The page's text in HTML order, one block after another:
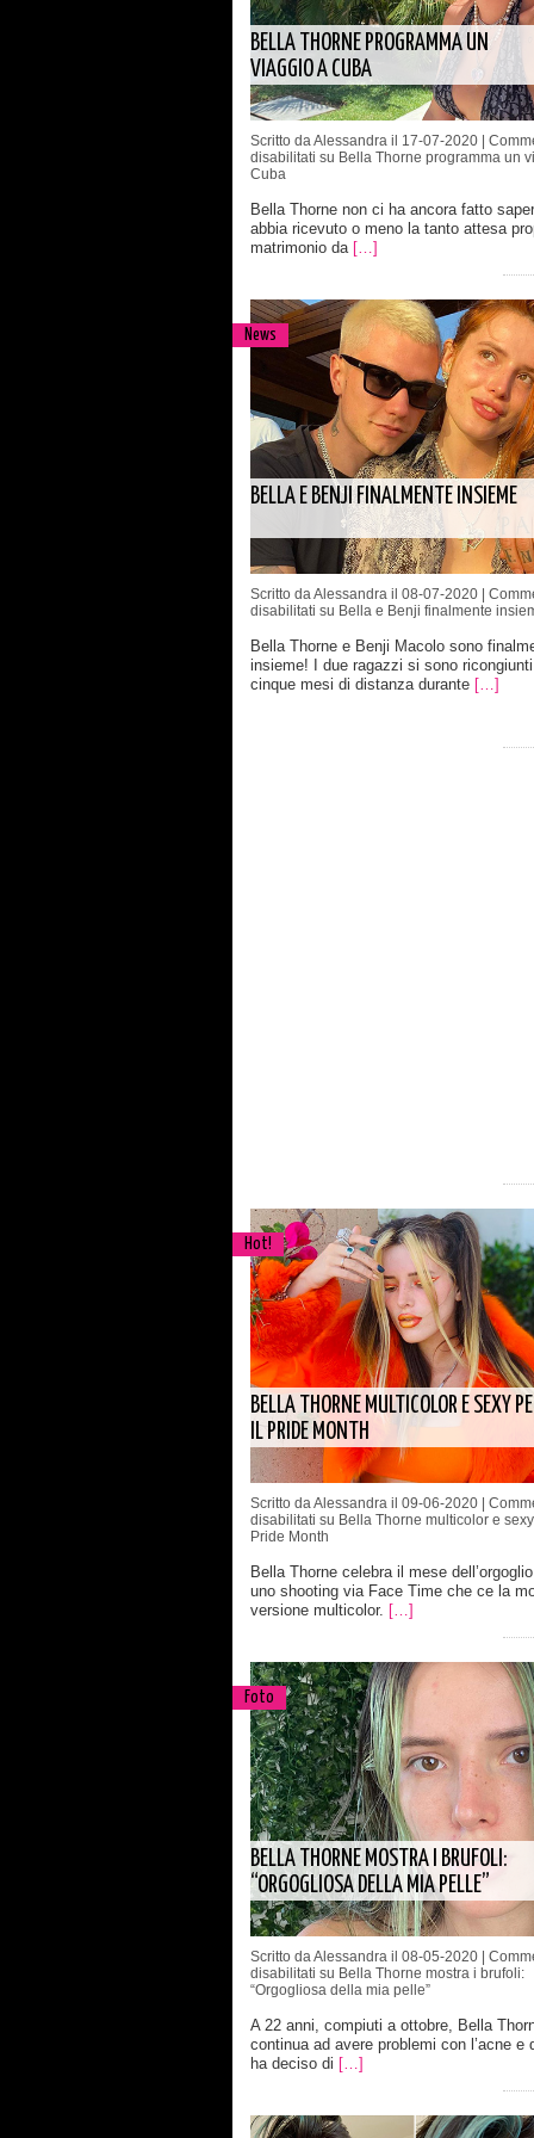
BELLA THORNE PROGRAMMA UN
VIAGGIO A CUBA
Scritto da Alessandra il 17-07-2020 |
disabilitati su Bella Thorne programma un
Cuba
Bella Thorne non ci ha ancora fatto
abbia ricevuto o meno la tanto attesa
matrimonio da […]
News
BELLA E BENJI FINALMENTE INSIEME
Scritto da Alessandra il 08-07-2020 |
disabilitati su Bella e Benji finalmente
Bella Thorne e Benji Macolo sono
insieme! I due ragazzi si sono
cinque mesi di distanza durante […]
Hot!
BELLA THORNE MULTICOLOR E SEXY
IL PRIDE MONTH
Scritto da Alessandra il 09-06-2020 |
disabilitati su Bella Thorne multicolor e
Pride Month
Bella Thorne celebra il mese
uno shooting via Face Time che ce la
versione multicolor. […]
Foto
BELLA THORNE MOSTRA I BRUFOLI:
“ORGOGLIOSA DELLA MIA PELLE”
Scritto da Alessandra il 08-05-2020 |
disabilitati su Bella Thorne mostra i brufoli:
“Orgogliosa della mia pelle”
A 22 anni, compiuti a ottobre, Bella
continua ad avere problemi con l’acne e
ha deciso di […]